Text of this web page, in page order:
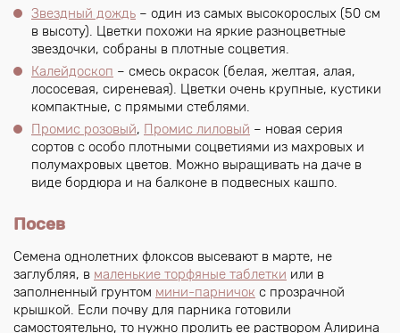
Звездный дождь – один из самых высокорослых (50 см
в высоту). Цветки похожи на яркие разноцветные
звездочки, собраны в плотные соцветия.
Калейдоскоп – смесь окрасок (белая, желтая, алая,
лососевая, сиреневая). Цветки очень крупные, кустики
компактные, с прямыми стеблями.
Промис розовый, Промис лиловый – новая серия
сортов с особо плотными соцветиями из махровых и
полумахровых цветов. Можно выращивать на даче в
виде бордюра и на балконе в подвесных кашпо.
Посев
Семена однолетних флоксов высевают в марте, не
заглубляя, в маленькие торфяные таблетки или в
заполненный грунтом мини-парничок с прозрачной
крышкой. Если почву для парника готовили
самостоятельно, то нужно пролить ее раствором Алирина